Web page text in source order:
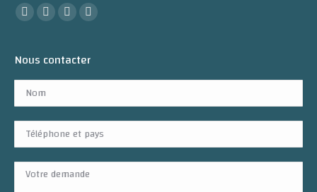
Trouvez nous sur :
Facebook
TwitterInstagramTelegram
Nous contacter